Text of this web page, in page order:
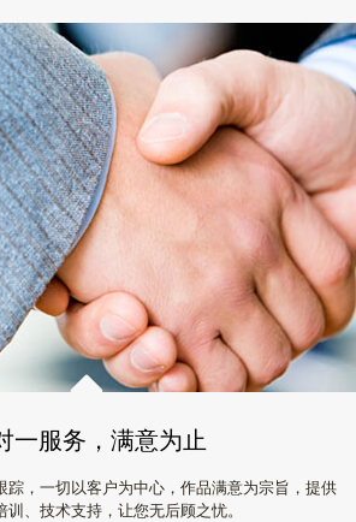
一服务，满意为止
踪，一切以客户为中心，作品满意为宗旨，提供
训、技术支持，让您无后顾之忧。